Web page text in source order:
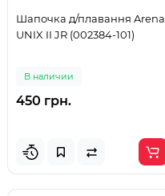
Шапочка д/плавання Arena
UNIX II JR (002384-101)
В наличии
450 грн.